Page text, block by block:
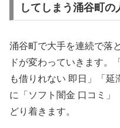
してしまう涌谷町の
涌谷町で大手を連続で落
ドが変わっていきます。
も借りれない 即日」「
に「ソフト闇金 口コミ」
どり着きます。